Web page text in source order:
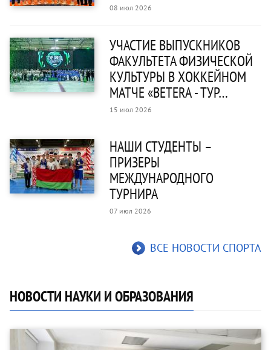
УЧАСТИЕ ВЫПУСКНИКОВ
ФАКУЛЬТЕТА ФИЗИЧЕСКОЙ
КУЛЬТУРЫ В ХОККЕЙНОМ
МАТЧЕ «BETERA - ТУР…
15 июл 2026
08 июл 2026
НАШИ СТУДЕНТЫ –
ПРИЗЕРЫ
МЕЖДУНАРОДНОГО
ТУРНИРА
07 июл 2026
ВСЕ НОВОСТИ СПОРТА
НОВОСТИ НАУКИ И ОБРАЗОВАНИЯ